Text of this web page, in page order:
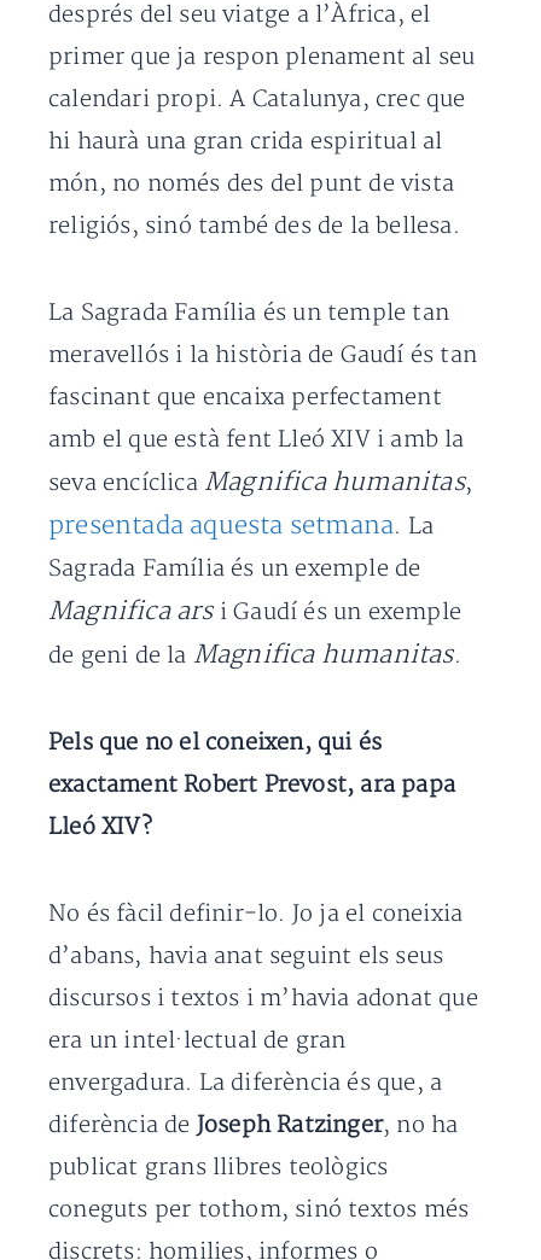
després del seu viatge a l’Àfrica, el
primer que ja respon plenament al seu
calendari propi. A Catalunya, crec que
hi haurà una gran crida espiritual al
món, no només des del punt de vista
religiós, sinó també des de la bellesa.
La Sagrada Família és un temple tan
meravellós i la història de Gaudí és tan
fascinant que encaixa perfectament
amb el que està fent Lleó XIV i amb la
seva encíclica Magnifica humanitas,
presentada aquesta setmana. La
Sagrada Família és un exemple de
Magnifica arsi Gaudí és un exemple
de geni de la Magnifica humanitas.
Pels que no el coneixen, qui és
exactament Robert Prevost, ara papa
Lleó XIV?
No és fàcil definir-lo. Jo ja el coneixia
d’abans, havia anat seguint els seus
discursos i textos i m’havia adonat que
era un intel·lectual de gran
envergadura. La diferència és que, a
diferència de Joseph Ratzinger, no ha
publicat grans llibres teològics
coneguts per tothom, sinó textos més
discrets: homilies, informes o